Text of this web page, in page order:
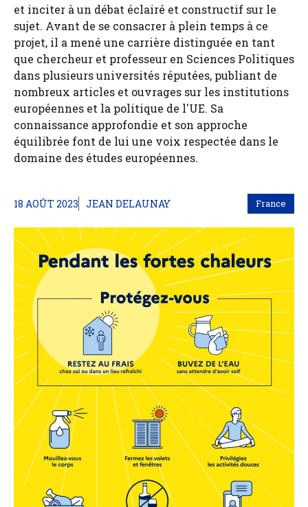
et inciter à un débat éclairé et constructif sur le
sujet. Avant de se consacrer à plein temps à ce
projet, il a mené une carrière distinguée en tant
que chercheur et professeur en Sciences Politiques
dans plusieurs universités réputées, publiant de
nombreux articles et ouvrages sur les institutions
européennes et la politique de l'UE. Sa
connaissance approfondie et son approche
équilibrée font de lui une voix respectée dans le
domaine des études européennes.
18 AOÛT 2023 JEAN DELAUNAY France